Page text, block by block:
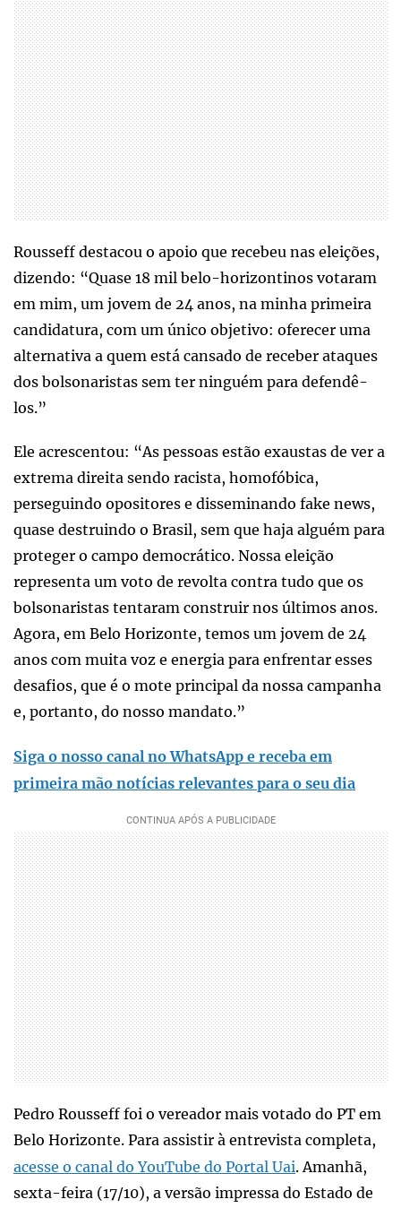
Rousseff destacou o apoio que recebeu nas eleições,
dizendo: “Quase 18 mil belo-horizontinos votaram
em mim, um jovem de 24 anos, na minha primeira
candidatura, com um único objetivo: oferecer uma
alternativa a quem está cansado de receber ataques
dos bolsonaristas sem ter ninguém para defendê-
los.”
Ele acrescentou: “As pessoas estão exaustas de ver a
extrema direita sendo racista, homofóbica,
perseguindo opositores e disseminando fake news,
quase destruindo o Brasil, sem que haja alguém para
proteger o campo democrático. Nossa eleição
representa um voto de revolta contra tudo que os
bolsonaristas tentaram construir nos últimos anos.
Agora, em Belo Horizonte, temos um jovem de 24
anos com muita voz e energia para enfrentar esses
desafios, que é o mote principal da nossa campanha
e, portanto, do nosso mandato.”
Siga o nosso canal no WhatsApp e receba em
primeira mão notícias relevantes para o seu dia
Pedro Rousseff foi o vereador mais votado do PT em
Belo Horizonte. Para assistir à entrevista completa,
acesse o canal do YouTube do Portal Uai. Amanhã,
sexta-feira (17/10), a versão impressa do Estado de